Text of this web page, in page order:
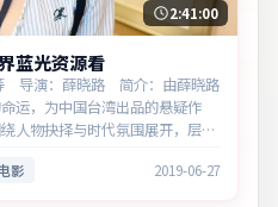
2:41:00
蓝光资源看
导演：薛晓路 简介：由薛晓路
运，为中国台湾出品的悬疑作
人物抉择与时代氛围展开，层层
影 2019-06-27